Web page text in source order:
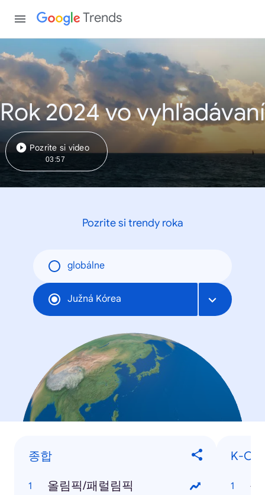
Trends
Rok 2024 vo vyhľadávaní
Pozrite si video
03:57
Pozrite si trendy roka
globálne
Južná Kórea
종합
올림픽/패럴림픽
K-
눈